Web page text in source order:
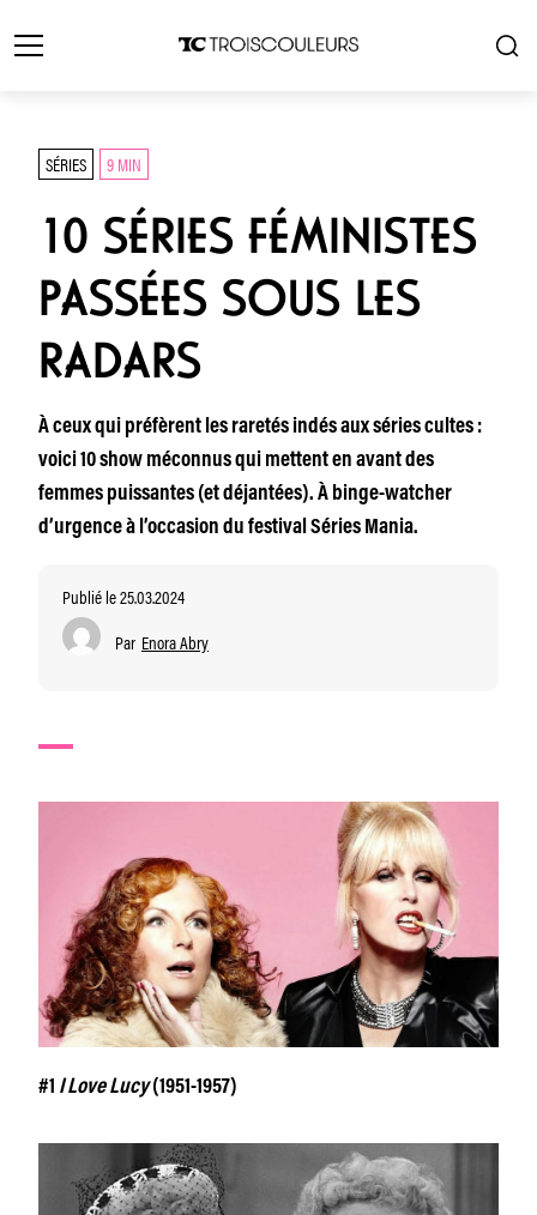
SÉRIES 9 MIN
10 SÉRIES FÉMINISTES
PASSÉES SOUS LES
RADARS
À ceux qui préfèrent les raretés indés aux séries cultes :
voici 10 show méconnus qui mettent en avant des
femmes puissantes (et déjantées). À binge-watcher
d’urgence à l’occasion du festival Séries Mania.
Publié le 25.03.2024
Par Enora Abry
#1 I Love Lucy(1951-1957)